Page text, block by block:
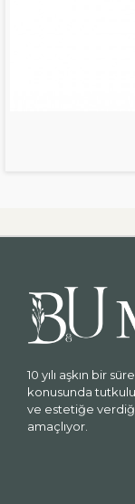
10 yılı aşkın bir
konusunda
ve estetiğe
amaçlıyor.